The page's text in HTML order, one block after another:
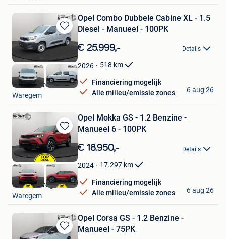
Bewaren
in
Favorieten
Opel Combo Dubbele Cabine XL - 1.5
Diesel - Manueel - 100PK
€ 25.999,- Details
2026 518 km
Financiering mogelijk
Alle milieu/emissie zones
Dhont Waregem
Waregem
6 aug 26
Bewaren
in
Mijn
Favorieten
Opel Mokka GS - 1.2 Benzine -
Manueel 6 - 100PK
€ 18.950,- Details
2024 17.297 km
Financiering mogelijk
Alle milieu/emissie zones
Dhont Waregem
Waregem
6 aug 26
Bewaren
Opel Corsa GS - 1.2 Benzine -
Manueel - 75PK